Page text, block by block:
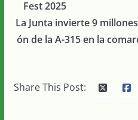
Fest 2025
La Junta invierte 9
ón de la A-315 en la
Share This Post: